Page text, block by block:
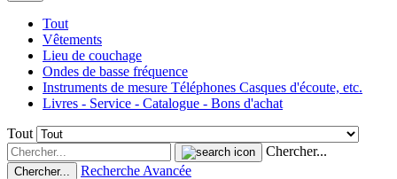
Tout
Vêtements
Lieu de couchage
Ondes de basse fréquence
Instruments de mesure Téléphones Casques d'écoute, etc.
Livres - Service - Catalogue - Bons d'achat
Tout
Chercher...
Chercher... Recherche Avancée